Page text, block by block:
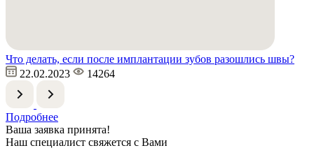
Что делать, если после имплантации зубов разошлись швы?
22.02.2023
14264
Подробнее
Ваша заявка принята!
Наш специалист свяжется с Вами